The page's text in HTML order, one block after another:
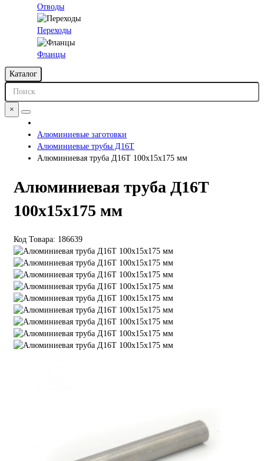
Отводы
Переходы
Фланцы
Каталог
×
Алюминиевые заготовки
Алюминиевые трубы Д16Т
Алюминиевая труба Д16Т 100х15х175 мм
Алюминиевая труба Д16Т
100х15х175 мм
Код Товара: 186639